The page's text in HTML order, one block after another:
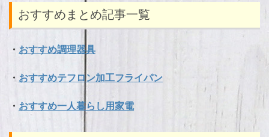
おすすめまとめ記事一覧
・ おすすめ調理器具
・ おすすめテフロン加工フライパン
・ おすすめ一人暮らし用家電